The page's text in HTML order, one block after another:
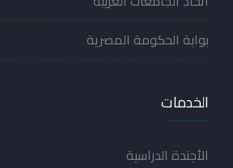
بوابة الحكومة المصرية
الخدمات
الأجندة الدراسية